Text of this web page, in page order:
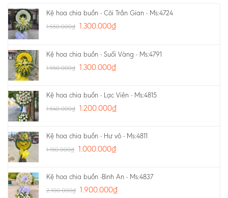
Kệ hoa chia buồn - Cõi Trần Gian - Ms:4724
1.550.000₫ 1.300.000₫
Kệ hoa chia buồn - Suối Vàng - Ms:4791
1.550.000₫ 1.300.000₫
Kệ hoa chia buồn - Lạc Viên - Ms:4815
1.540.000₫ 1.200.000₫
Kệ hoa chia buồn - Hư vô - Ms:4811
1.150.000₫ 1.000.000₫
Kệ hoa chia buồn -Bình An - Ms:4837
2.100.000₫ 1.900.000₫